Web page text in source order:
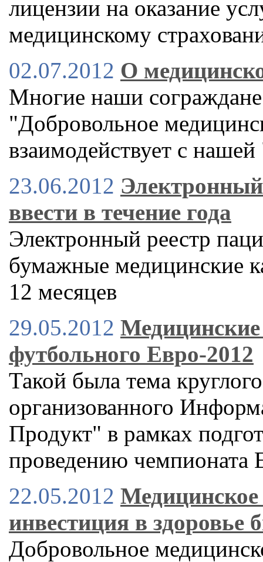
лицензии на оказание
медицинскому
02.07.2012 О
Многие наши сограждане
"Добровольное
взаимодействует с
23.06.2012
ввести в течение года
Электронный реестр
бумажные медицинские
12 месяцев
29.05.2012
футбольного Евро-2012
Такой была тема
организованного
Продукт" в рамках
проведению чемпионата
22.05.2012
инвестиция в здоровье
Добровольное